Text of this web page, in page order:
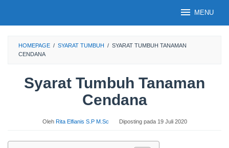
MENU
HOMEPAGE / SYARAT TUMBUH / SYARAT TUMBUH TANAMAN
CENDANA
Syarat Tumbuh Tanaman
Cendana
Oleh Rita Elfianis S.P M.Sc Diposting pada 19 Juli 2020